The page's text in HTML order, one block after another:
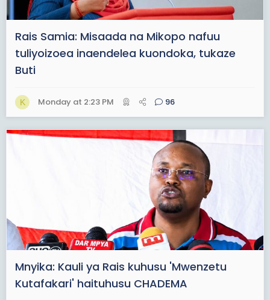
Rais Samia: Misaada na Mikopo nafuu
tuliyoizoea inaendelea kuondoka, tukaze
Buti
K Monday at 2:23 PM 96
Mnyika: Kauli ya Rais kuhusu 'Mwenzetu
Kutafakari' haituhusu CHADEMA